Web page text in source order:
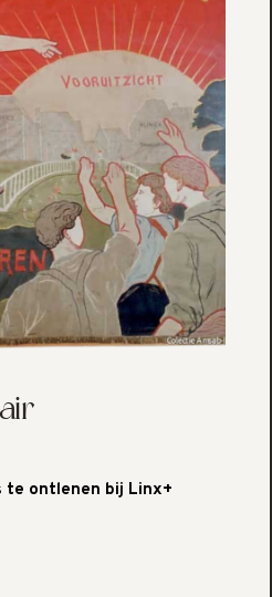
ontlenen bij Linx+